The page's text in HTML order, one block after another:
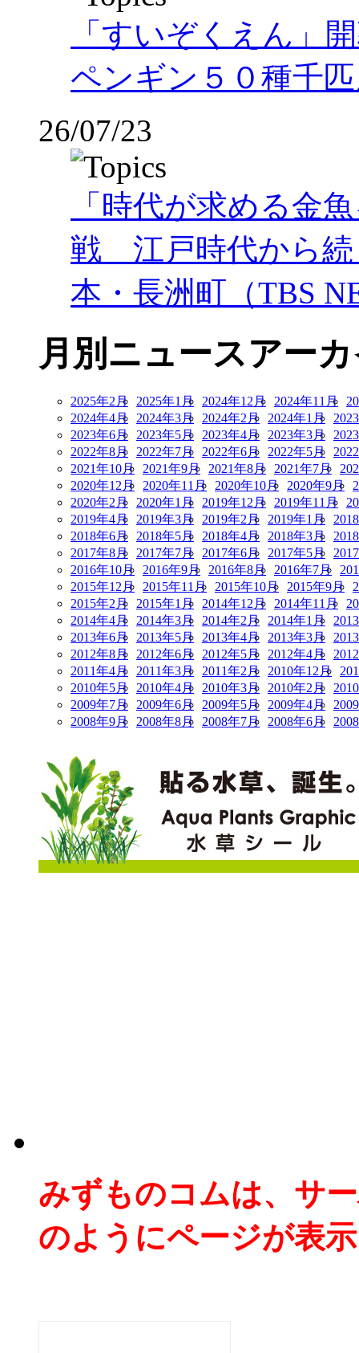
「すいぞくえん」
ペンギン５０種千
26/07/23
「時代が求める金
戦 江戸時代から
本・長洲町（TBS
月別ニュースアー
2025年2月 2025年1月 2024年12月 2024年11月
2024年4月
2024年3月 2024年2月 2024年1月
2023年6月
2023年5月 2023年4月 2023年3月
2022年8月
2022年7月 2022年6月 2022年5月
2021年10月
2021年9月 2021年8月 2021年7月
2020年12月
2020年11月 2020年10月 2020年9月
2020年2月
2020年1月 2019年12月 2019年11月
2019年4月
2019年3月 2019年2月 2019年1月
2018年6月
2018年5月 2018年4月 2018年3月
2017年8月
2017年7月 2017年6月 2017年5月
2016年10月
2016年9月 2016年8月 2016年7月
2015年12月
2015年11月 2015年10月 2015年9月
2015年2月
2015年1月 2014年12月 2014年11月
2014年4月
2014年3月 2014年2月 2014年1月
2013年6月
2013年5月 2013年4月 2013年3月
2012年8月
2012年6月 2012年5月 2012年4月
2011年4月
2011年3月 2011年2月 2010年12月
2010年5月
2010年4月 2010年3月 2010年2月
2009年7月
2009年6月 2009年5月 2009年4月
2008年9月
2008年8月 2008年7月 2008年6月
みずものコムは、サ
のようにページが表